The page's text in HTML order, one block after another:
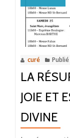
–
MOIS
DE
MARIE…
SOUS
DE
L’ESPRIT
curé
LA
JOIE ET
DIVINE